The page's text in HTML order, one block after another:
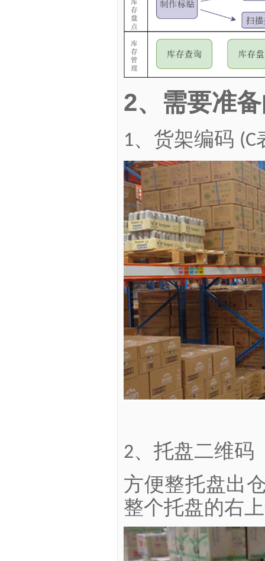
2、 需要准
1、货架编码 (C
2、 托盘二维码
方便整托盘出
整个托盘的右